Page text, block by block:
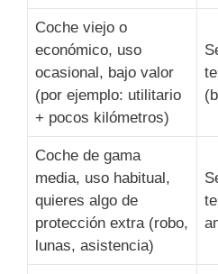
Coche viejo o
económico, uso
ocasional, bajo valor
(por ejemplo: utilitario
+ pocos kilómetros)
Coche de gama
media, uso habitual,
quieres algo de
protección extra (robo,
lunas, asistencia)